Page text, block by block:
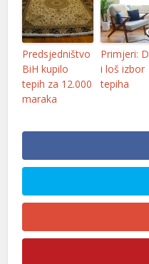
Predsjedništvo
BiH kupilo
tepih za 12.000
maraka
Primjeri:
i loš izbor
tepiha